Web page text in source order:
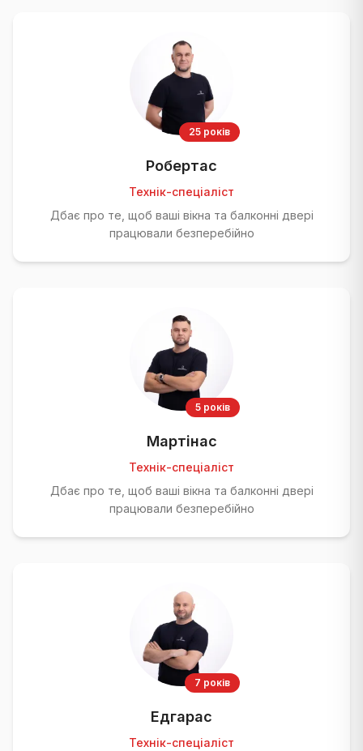
25 років
Робертас
Технік-спеціаліст
Дбає про те, щоб ваші вікна та балконні двері
працювали безперебійно
5 років
Мартінас
Технік-спеціаліст
Дбає про те, щоб ваші вікна та балконні двері
працювали безперебійно
7 років
Едгарас
Технік-спеціаліст